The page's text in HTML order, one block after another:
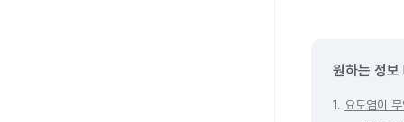
원하는 정보
1. 요도염이